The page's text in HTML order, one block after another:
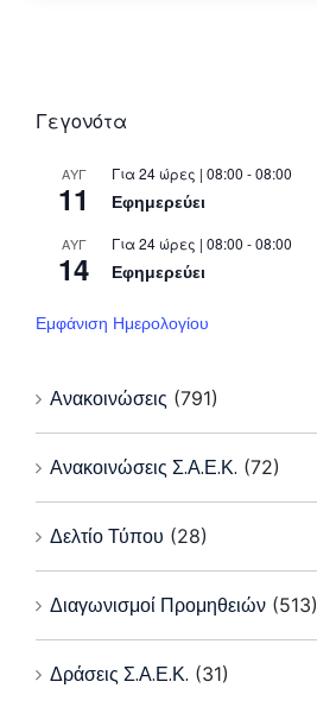
Γεγονότα
ΑΥΓ
11
Για 24 ώρες | 08:00 - 08:00
Εφημερεύει
ΑΥΓ
14
Για 24 ώρες | 08:00 - 08:00
Εφημερεύει
Εμφάνιση Ημερολογίου
Ανακοινώσεις (791)
Ανακοινώσεις Σ.Α.Ε.Κ. (72)
Δελτίο Τύπου (28)
Διαγωνισμοί Προμηθειών (513)
Δράσεις Σ.Α.Ε.Κ. (31)